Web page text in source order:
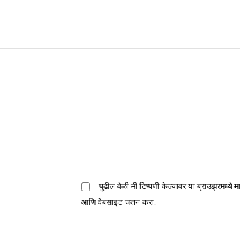
मेल*
पुढील वेळी मी टिप्पणी केल्यावर या ब्राउझरमध्ये
आणि वेबसाइट जतन करा.